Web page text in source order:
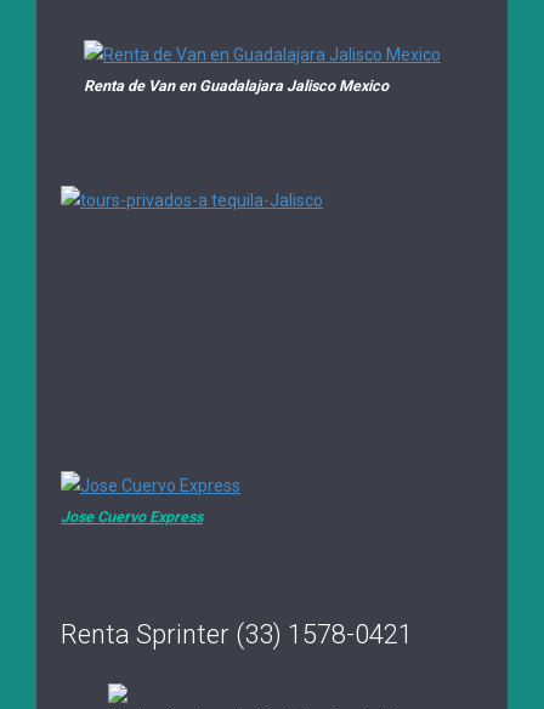
Renta de Van en Guadalajara Jalisco Mexico
Jose Cuervo Express
Renta Sprinter (33) 1578-0421